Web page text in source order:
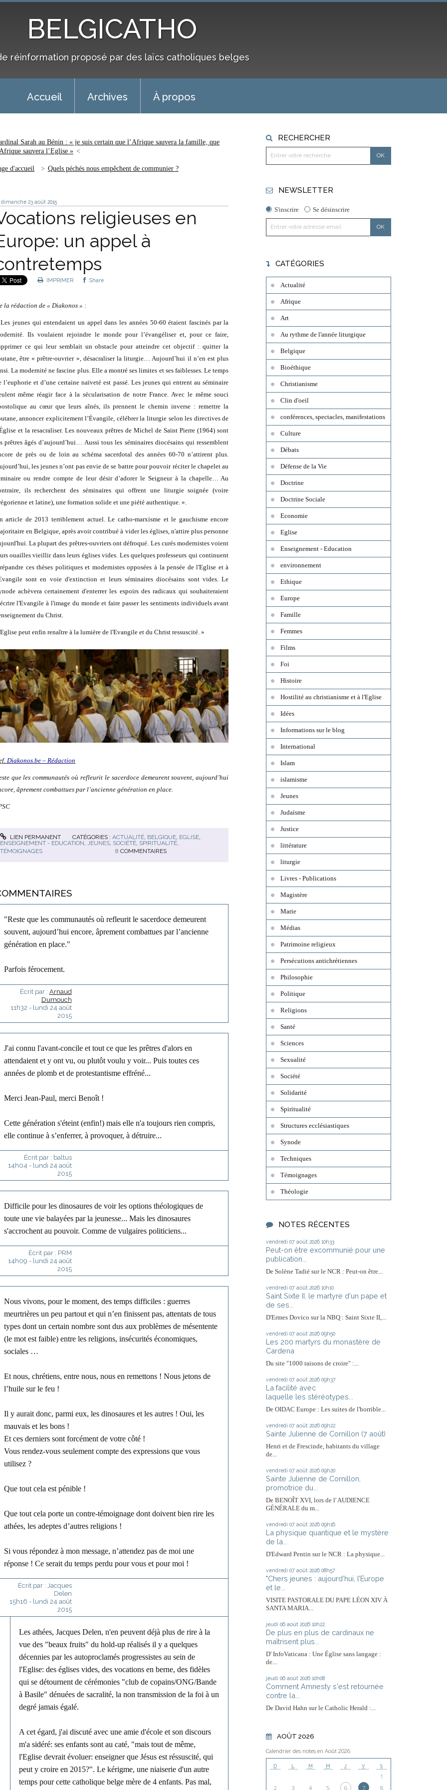
BELGICATHO
réinformation proposé par des laïcs catholiques belges
Accueil Archives À propos
Sarah au Bénin : « je suis certain que l’Afrique sauvera la famille, que
sauvera l’Eglise »
d'accueil Quels péchés nous empêchent de communier ?
dimanche 23 août 2015
religieuses en
un appel à
IMPRIMER Share
la rédaction de « Diakonos » :
jeunes qui entendaient un appel dans les années 50-60 étaient fascinés par la
Ils voulaient rejoindre le monde pour l’évangéliser et, pour ce faire,
ce qui leur semblait un obstacle pour atteindre cet objectif : quitter la
être « prêtre-ouvrier », désacraliser la liturgie… Aujourd’hui il n’en est plus
La modernité ne fascine plus. Elle a montré ses limites et ses faiblesses. Le temps
l’euphorie et d’une certaine naïveté est passé. Les jeunes qui entrent au séminaire
même réagir face à la sécularisation de notre France. Avec le même souci
au cœur que leurs aînés, ils prennent le chemin inverse : remettre la
annoncer explicitement l’Évangile, célébrer la liturgie selon les directives de
et la resacraliser. Les nouveaux prêtres de Michel de Saint Pierre (1964) sont
prêtres âgés d’aujourd’hui… Aussi tous les séminaires diocésains qui ressemblent
de près ou de loin au schéma sacerdotal des années 60-70 n’attirent plus.
les jeunes n’ont pas envie de se battre pour pouvoir réciter le chapelet au
ou rendre compte de leur désir d’adorer le Seigneur à la chapelle… Au
ils recherchent des séminaires qui offrent une liturgie soignée (voire
et latine), une formation solide et une piété authentique. ».
article de 2013 terriblement actuel. Le catho-marxisme et le gauchisme encore
en Belgique, après avoir contribué à vider les églises, n'attire plus personne
La plupart des prêtres-ouvriers ont défroqué. Les curés modernistes voient
ouailles vieillir dans leurs églises vides. Les quelques professeurs qui continuent
ces thèses politiques et modernistes opposées à la pensée de l'Eglise et à
sont en voie d'extinction et leurs séminaires diocésains sont vides. Le
achèvera certainement d'enterrer les espoirs des radicaux qui souhaiteraient
l'Evangile à l'image du monde et faire passer les sentiments individuels avant
du Christ.
peut enfin renaître à la lumière de l'Evangile et du Christ ressuscité. »
Diakonos.be – Rédaction
que les communautés où refleurit le sacerdoce demeurent souvent, aujourd’hui
âprement combattues par l’ancienne génération en place.
LIEN PERMANENT CATÉGORIES :ACTUALITÉ, BELGIQUE, EGLISE,
ENSEIGNEMENT - EDUCATION, JEUNES, SOCIÉTÉ, SPIRITUALITÉ,
TÉMOIGNAGES
8 COMMENTAIRES
"Reste que les communautés où refleurit le sacerdoce demeurent
souvent, aujourd’hui encore, âprement combattues par l’ancienne
génération en place."
Parfois férocement.
Écrit par : Arnaud
Dumouch
11h32 - lundi 24 août
2015
J'ai connu l'avant-concile et tout ce que les prêtres d'alors en
attendaient et y ont vu, ou plutôt voulu y voir... Puis toutes ces
années de plomb et de protestantisme effréné...
Merci Jean-Paul, merci Benoît !
Cette génération s'éteint (enfin!) mais elle n'a toujours rien compris,
elle continue à s’enferrer, à provoquer, à détruire...
Écrit par : baltus
14h04 - lundi 24 août
2015
Difficile pour les dinosaures de voir les options théologiques de
toute une vie balayées par la jeunesse... Mais les dinosaures
s'accrochent au pouvoir. Comme de vulgaires politiciens...
Écrit par : PRM
14h09 - lundi 24 août
2015
Nous vivons, pour le moment, des temps difficiles : guerres
meurtrières un peu partout et qui n’en finissent pas, attentats de tous
types dont un certain nombre sont dus aux problèmes de mésentente
(le mot est faible) entre les religions, insécurités économiques,
sociales …
Et nous, chrétiens, entre nous, nous en remettons ! Nous jetons de
l’huile sur le feu !
Il y aurait donc, parmi eux, les dinosaures et les autres ! Oui, les
mauvais et les bons !
Et ces derniers sont forcément de votre côté !
Vous rendez-vous seulement compte des expressions que vous
utilisez ?
Que tout cela est pénible !
Que tout cela porte un contre-témoignage dont doivent bien rire les
athées, les adeptes d’autres religions !
Si vous répondez à mon message, n’attendez pas de moi une
réponse ! Ce serait du temps perdu pour vous et pour moi !
Écrit par : Jacques
Delen
15h16 - lundi 24 août
2015
Les athées, Jacques Delen, n'en peuvent déjà plus de rire à la
vue des "beaux fruits" du hold-up réalisés il y a quelques
décennies par les autoproclamés progressistes au sein de
l'Eglise: des églises vides, des vocations en berne, des fidèles
qui se détournent de cérémonies "club de copains/ONG/Bande
à Basile" dénuées de sacralité, la non transmission de la foi à un
degré jamais égalé.
A cet égard, j'ai discuté avec une amie d'école et son discours
m'a sidéré: ses enfants sont au caté, "mais tout de même,
l'Eglise devrait évoluer: enseigner que Jésus est réssuscité, qui
peut y croire en 2015?". Le kérigme, une niaiserie d'un autre
temps pour cette catholique belge mère de 4 enfants. Pas mal,
RECHERCHER
NEWSLETTER
S'inscrire Se désinscrire
CATÉGORIES
Actualité
Afrique
Art
Au rythme de l'année liturgique
Belgique
Bioéthique
Christianisme
Clin d'oeil
conférences, spectacles, manifestations
Culture
Débats
Défense de la Vie
Doctrine
Doctrine Sociale
Economie
Eglise
Enseignement - Education
environnement
Ethique
Europe
Famille
Femmes
Films
Foi
Histoire
Hostilité au christianisme et à l'Eglise
Idées
Informations sur le blog
International
Islam
islamisme
Jeunes
Judaïsme
Justice
littérature
liturgie
Livres - Publications
Magistère
Marie
Médias
Patrimoine religieux
Persécutions antichrétiennes
Philosophie
Politique
Religions
Santé
Sciences
Sexualité
Société
Solidarité
Spiritualité
Structures ecclésiastiques
Synode
Techniques
Témoignages
Théologie
NOTES RÉCENTES
vendredi 07 août 2026 10h33
Peut-on être excommunié pour une
publication...
De Solène Tadié sur le NCR : Peut-on être...
vendredi 07 août 2026 10h10
Saint Sixte II, le martyre d'un pape et
de ses...
D'Ermes Dovico sur la NBQ : Saint Sixte II,...
vendredi 07 août 2026 09h50
Les 200 martyrs du monastère de
Cardena
Du site "1000 raisons de croire" :...
vendredi 07 août 2026 09h37
La facilité avec
laquelle les stéréotypes...
De OIDAC Europe : Les suites de l'horrible...
vendredi 07 août 2026 09h22
Sainte Julienne de Cornillon (7 août)
Henri et de Frescinde, habitants du village
de...
vendredi 07 août 2026 09h20
Sainte Julienne de Cornillon,
promotrice du...
De BENOÎT XVI, lors de l' AUDIENCE
GÉNÉRALE du m...
vendredi 07 août 2026 09h16
La physique quantique et le mystère
de la...
D'Edward Pentin sur le NCR : La physique...
vendredi 07 août 2026 08h57
"Chers jeunes : aujourd’hui, l’Europe
et le...
VISITE PASTORALE DU PAPE LÉON XIV À
SANTA MARIA...
jeudi 06 août 2026 10h22
De plus en plus de cardinaux ne
maîtrisent plus...
D' InfoVaticana : Une Église sans langage :
de...
jeudi 06 août 2026 10h08
Comment Amnesty s'est retournée
contre la...
De David Hahn sur le Catholic Herald :...
AOÛT 2026
Calendrier des notes en Août 2026
D L M M J V S
1
2
3 4 5 6 7 8